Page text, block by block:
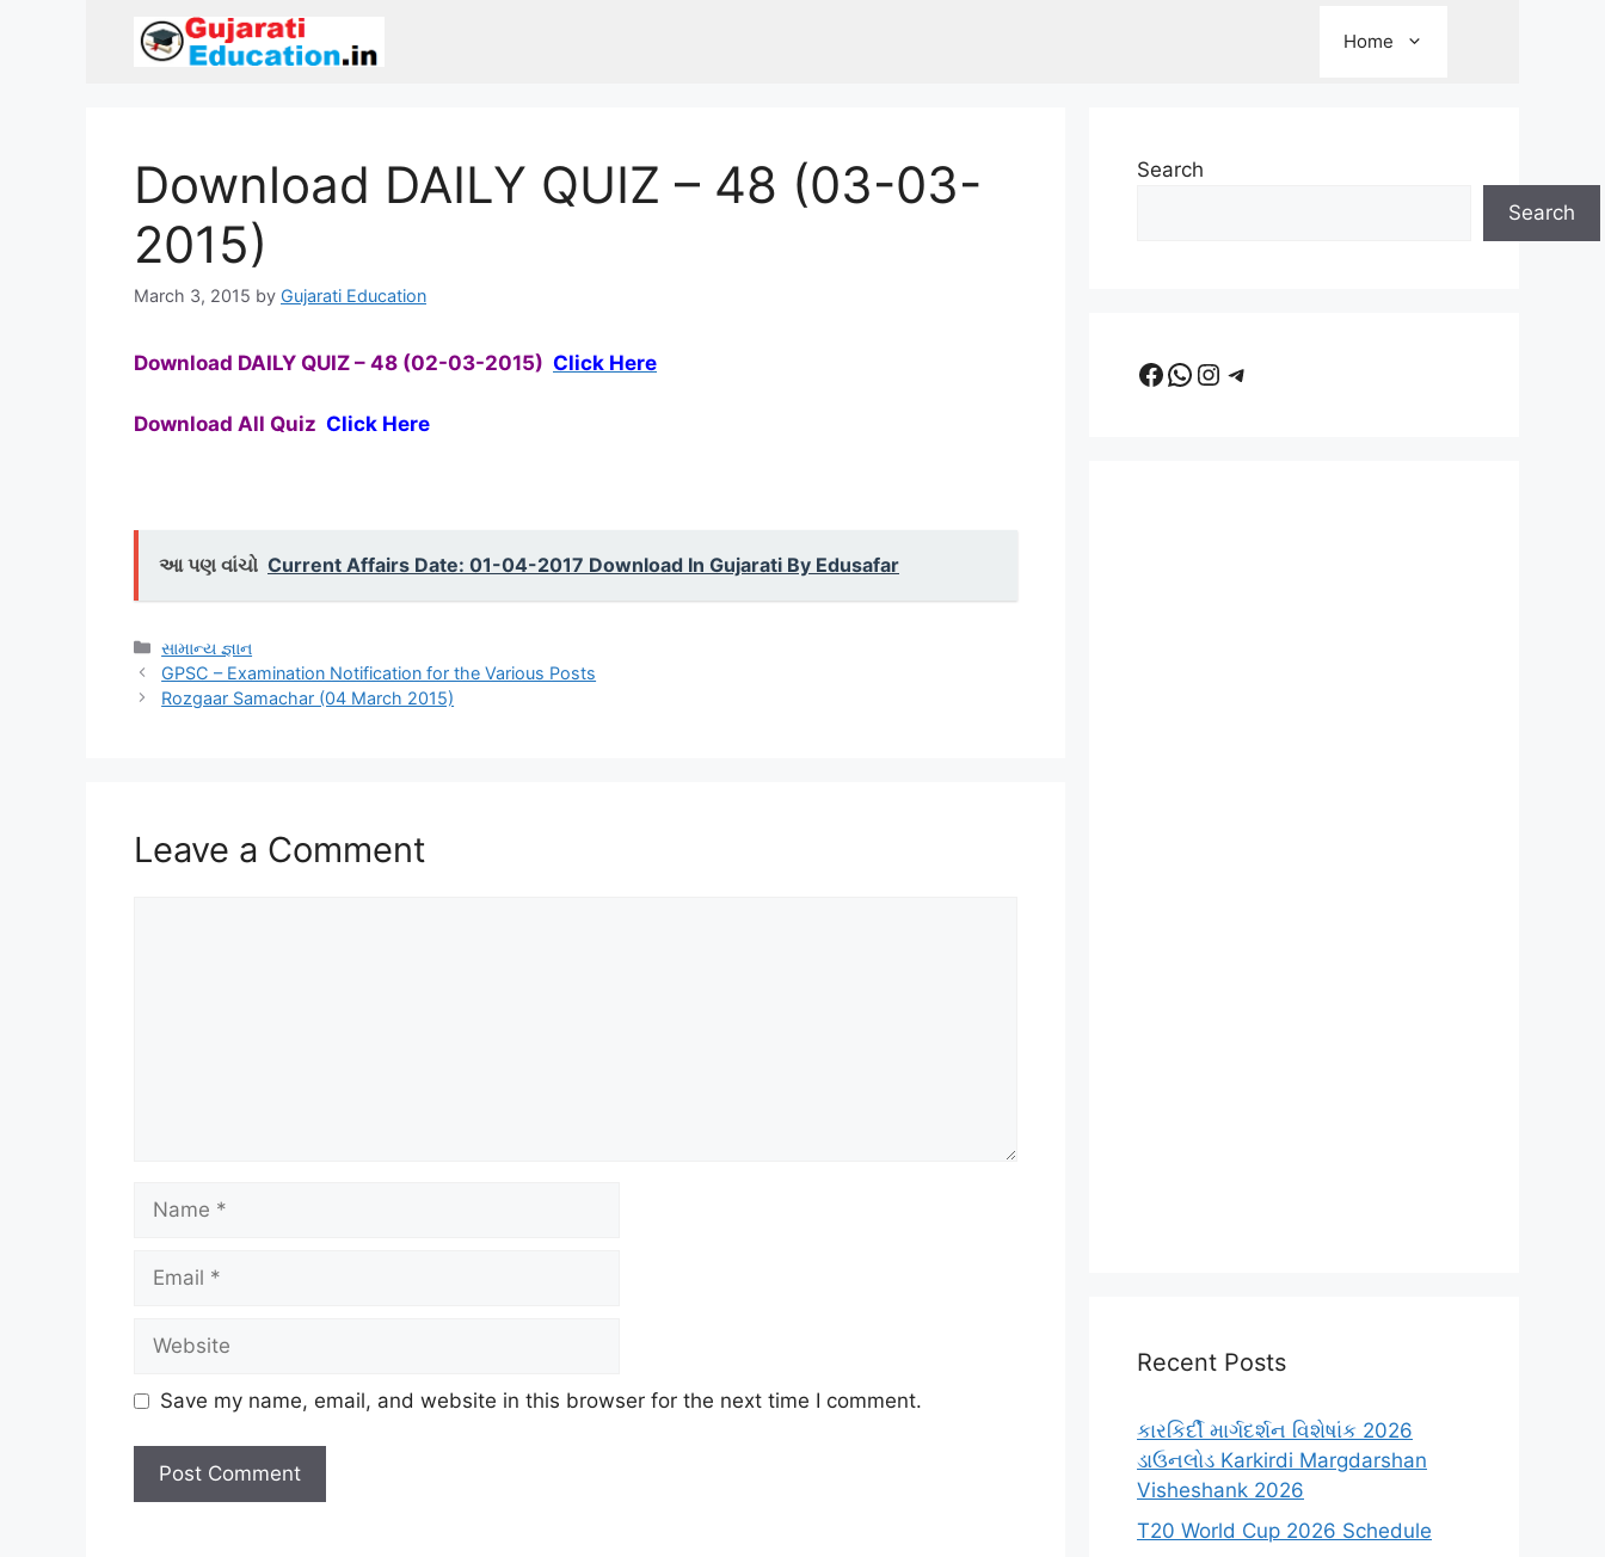
Home
Download DAILY QUIZ – 48 (03-03-
2015)
March 3, 2015 by Gujarati Education
Download DAILY QUIZ – 48 (02-03-2015) Click Here
Download All Quiz Click Here
આ પણ વાંચો Current Affairs Date: 01-04-2017 Download In Gujarati By Edusafar
Categories
સામાન્ય જ્ઞાન
GPSC – Examination Notification for the Various Posts
Rozgaar Samachar (04 March 2015)
Leave a Comment
Save my name, email, and website in this browser for the next time I comment.
Search
Search
Facebook
WhatsApp
Instagram
Telegram
Recent Posts
કારકિર્દી માર્ગદર્શન વિશેષાંક 2026
ડાઉનલોડ Karkirdi Margdarshan
Visheshank 2026
T20 World Cup 2026 Schedule